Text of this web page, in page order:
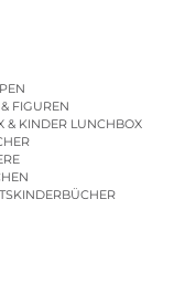
FIGUREN
& KINDER LUNCHBOX